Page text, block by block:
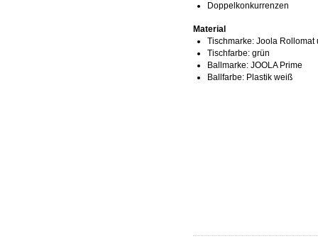
Doppelkonkurrenzen
Material
Tischmarke: Joola Rollomat
Tischfarbe: grün
Ballmarke: JOOLA Prime
Ballfarbe: Plastik weiß